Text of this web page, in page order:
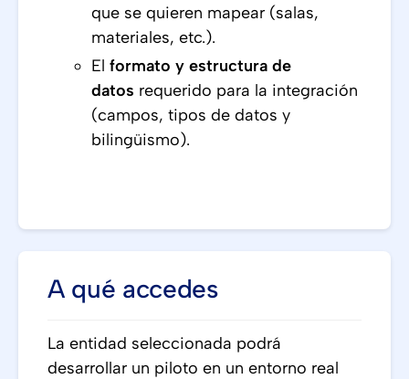
que se quieren mapear (salas,
materiales, etc.).
El formato y estructura de
datos requerido para la integración
(campos, tipos de datos y
bilingüismo).
A qué accedes
La entidad seleccionada podrá
desarrollar un piloto en un entorno real